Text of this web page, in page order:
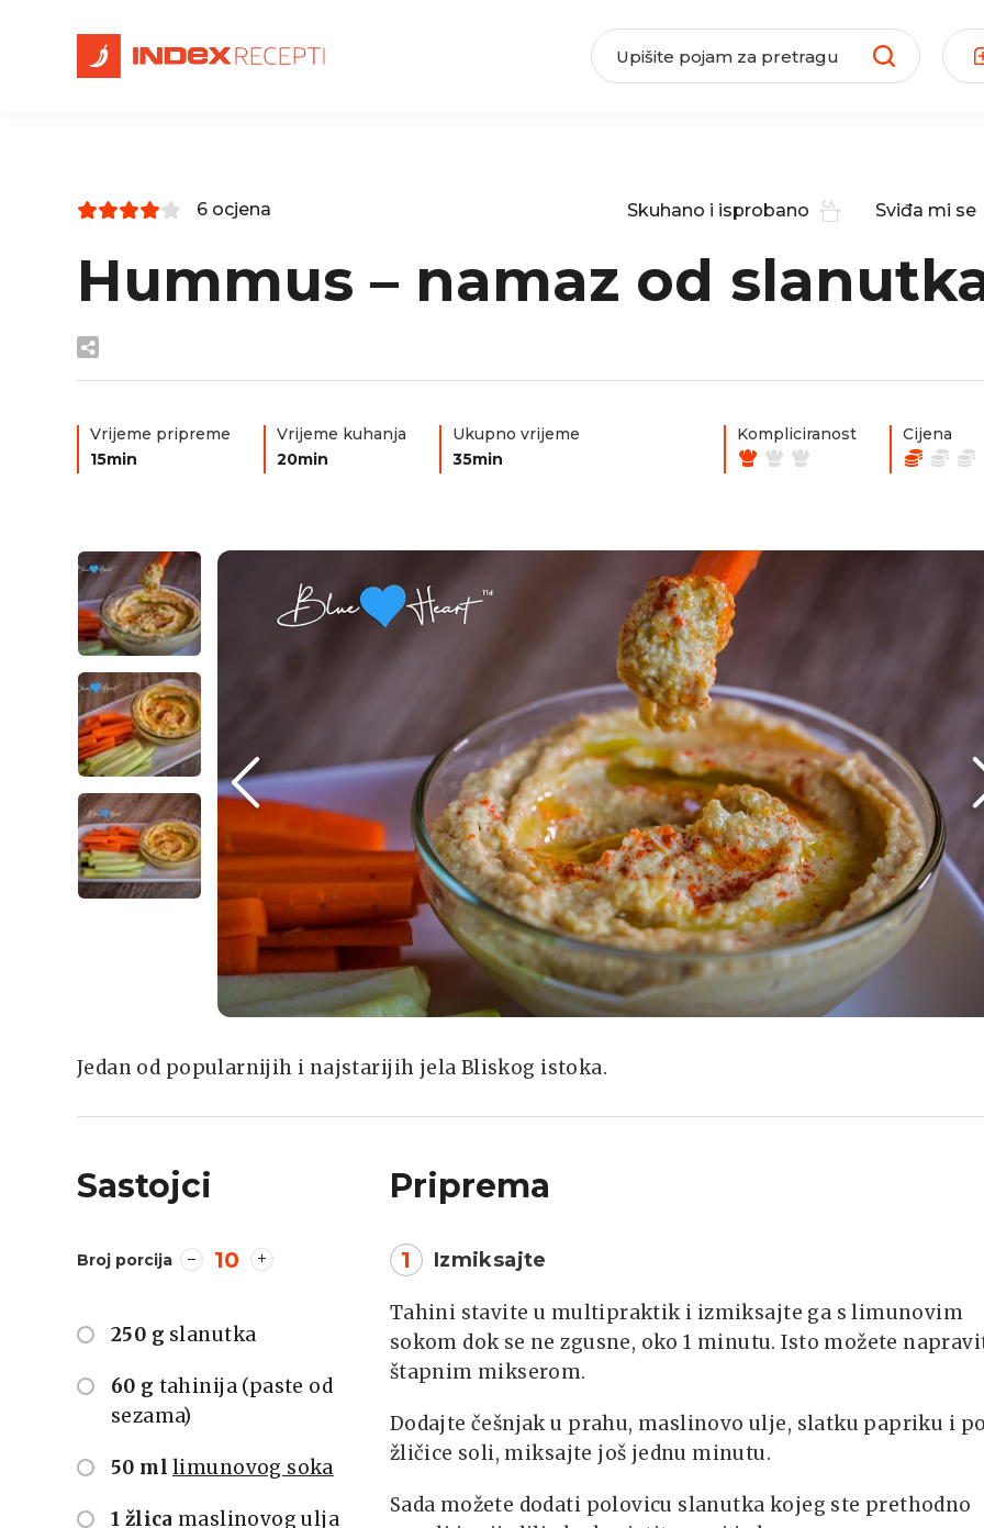
6 ocjena Skuhano i isprobano Sviđa mi se
Hummus – namaz od
Vrijeme pripreme
15min
Vrijeme kuhanja
20min
Ukupno vrijeme
35min
Kompliciranost Cijena
Jedan od popularnijih i najstarijih jela Bliskog istoka.
Sastojci
Broj porcija 10
250 g slanutka
60 g tahinija (paste od
sezama)
50 ml limunovog soka
1 žlica maslinovog ulja
Priprema
1 Izmiksajte
Tahini stavite u multipraktik i izmiksajte ga s limunovim
sokom dok se ne zgusne, oko 1 minutu. Isto možete
štapnim mikserom.
Dodajte češnjak u prahu, maslinovo ulje, slatku papriku i
žličice soli, miksajte još jednu minutu.
Sada možete dodati polovicu slanutka kojeg ste prethodno